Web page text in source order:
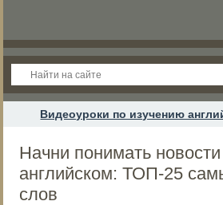
Видеоуроки по изучению
Начни понимать
английском: ТОП-25
слов